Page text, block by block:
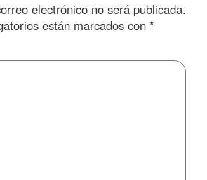
electrónico no será publicada.
están marcados con *